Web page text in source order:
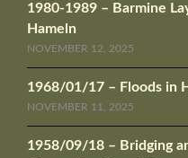
1980-1989 – Barmine
Hameln
NOVEMBER 12, 2025
1968/01/17 – Floods in
NOVEMBER 11, 2025
1958/09/18 – Bridging